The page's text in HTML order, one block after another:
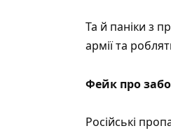
Та й паніки з
армії та
Фейк про
Російські